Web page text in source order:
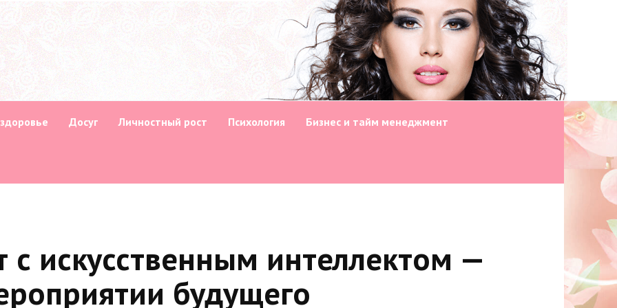
Досуг Личностный рост Психология Бизнес и тайм менеджмент
с искусственным интеллектом —
будущего